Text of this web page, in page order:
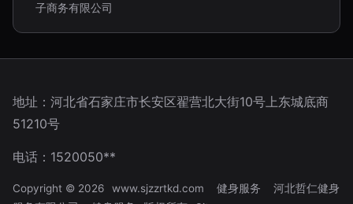
子商务有限公司
地址：河北省石家庄市长安区翟营北大街10号上东城底商
51210号
电话：1520050**
Copyright © 2026 www.sjzzrtkd.com 健身服务
河北哲仁健身